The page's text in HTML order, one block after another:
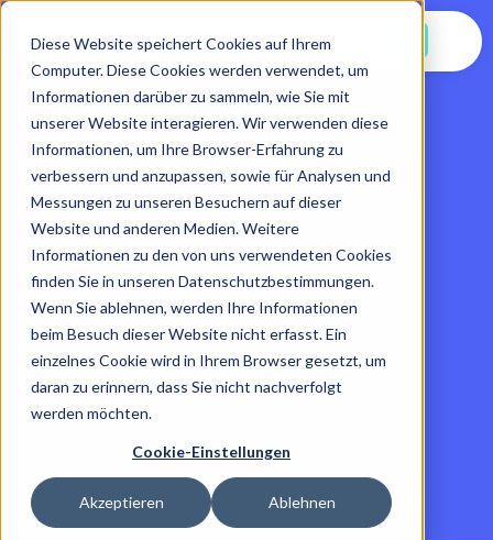
Diese Website speichert Cookies auf Ihrem
Computer. Diese Cookies werden verwendet, um
Informationen darüber zu sammeln, wie Sie mit
unserer Website interagieren. Wir verwenden diese
Informationen, um Ihre Browser-Erfahrung zu
verbessern und anzupassen, sowie für Analysen und
Messungen zu unseren Besuchern auf dieser
Website und anderen Medien. Weitere
Informationen zu den von uns verwendeten Cookies
finden Sie in unseren Datenschutzbestimmungen.
Wenn Sie ablehnen, werden Ihre Informationen
beim Besuch dieser Website nicht erfasst. Ein
einzelnes Cookie wird in Ihrem Browser gesetzt, um
daran zu erinnern, dass Sie nicht nachverfolgt
werden möchten.
Cookie-Einstellungen
Akzeptieren Ablehnen